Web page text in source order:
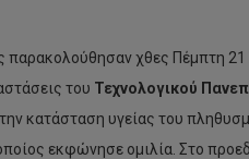
χθες Πέμπτη 21
του Τεχνολογικού
κατάσταση υγείας του
εκφώνησε ομιλία. Στο